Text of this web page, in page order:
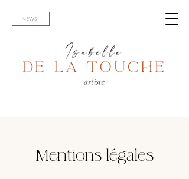
NEWS
Mentions légales